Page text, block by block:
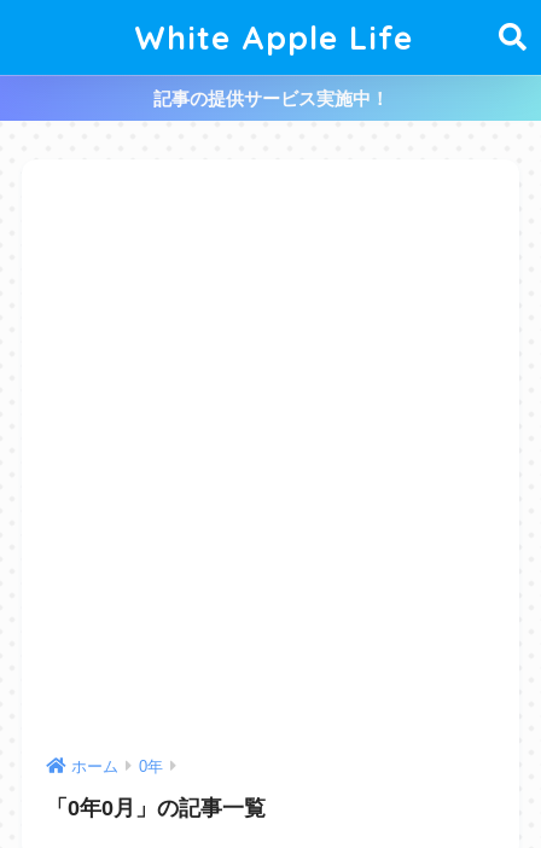
White Apple Life
記事の提供サービス実施中！
ホーム 0年
「0年0月」の記事一覧